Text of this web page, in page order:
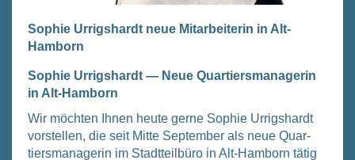
Sophie Urrigshardt neue Mitarbeiterin in Alt-
Hamborn
Sophie Urrigs­hardt — Neue Quar­tiers­ma­na­ge­rin
in Alt-Ham­born
Wir möch­ten Ihnen heu­te ger­ne Sophie Urrigs­hardt
vor­stel­len, die seit Mit­te Sep­tem­ber als neue Quar­
tiers­ma­na­ge­rin im Stadt­teil­bü­ro in Alt-Ham­born tätig